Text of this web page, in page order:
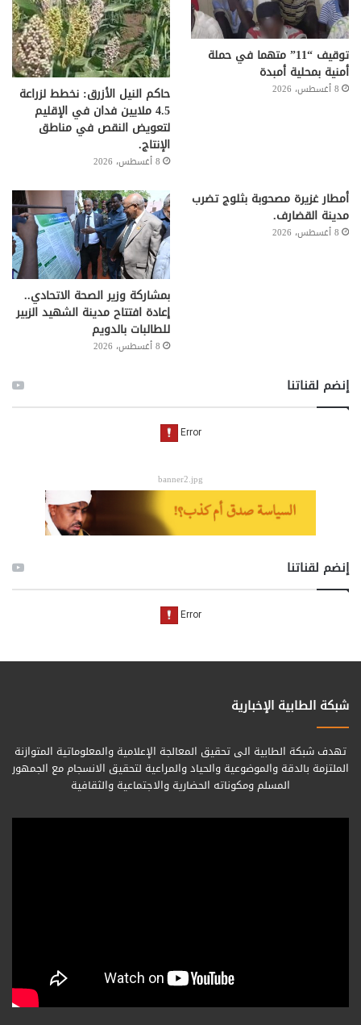
توقيف “11” متهما في حملة
أمنية بمحلية أمبدة
8 أغسطس، 2026 حاكم النيل الأزرق: نخطط لزراعة
4.5 ملايين فدان في الإقليم
لتعويض النقص في مناطق
الإنتاج.
8 أغسطس، 2026
أمطار غزيرة مصحوبة بثلوج تضرب
مدينة القضارف.
8 أغسطس، 2026
بمشاركة وزير الصحة الاتحادي..
إعادة افتتاح مدينة الشهيد الزبير
للطالبات بالدويم
8 أغسطس، 2026
إنضم لقناتنا
banner2.jpg
إنضم لقناتنا
شبكة الطابية الإخبارية
تهدف شبكة الطابية الى تحقيق المعالجة الإعلامية والمعلوماتية المتوازنة
الملتزمة بالدقة والموضوعية والحياد والمراعية لتحقيق الانسجام مع الجمهور
المسلم ومكوناته الحضارية والاجتماعية والثقافية